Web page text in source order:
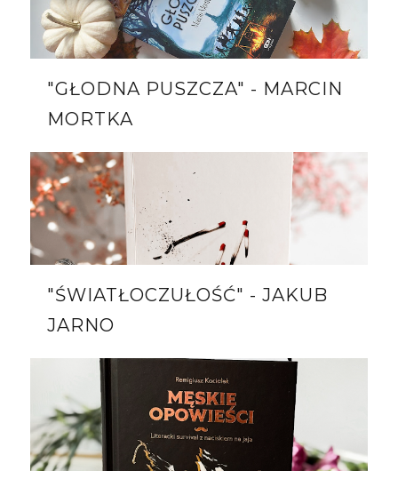
"GŁODNA PUSZCZA" - MARCIN
MORTKA
"ŚWIATŁOCZUŁOŚĆ" - JAKUB
JARNO